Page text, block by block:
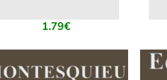
1.79€